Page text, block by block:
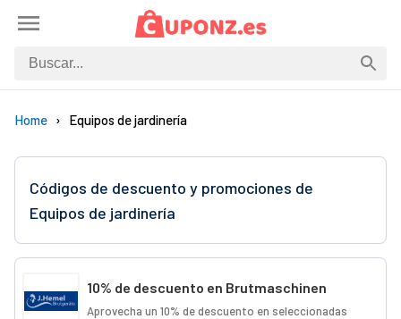
Home Equipos de jardinería
Códigos de descuento y promociones de
Equipos de jardinería
10% de descuento en Brutmaschinen
Aprovecha un 10% de descuento en seleccionadas